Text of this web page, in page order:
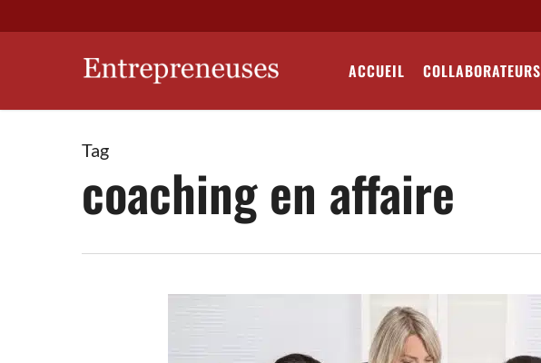
to
ACCUEIL COLLABORATEURS
Tag
coaching en affaire